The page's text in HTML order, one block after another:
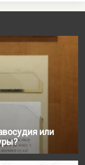
или